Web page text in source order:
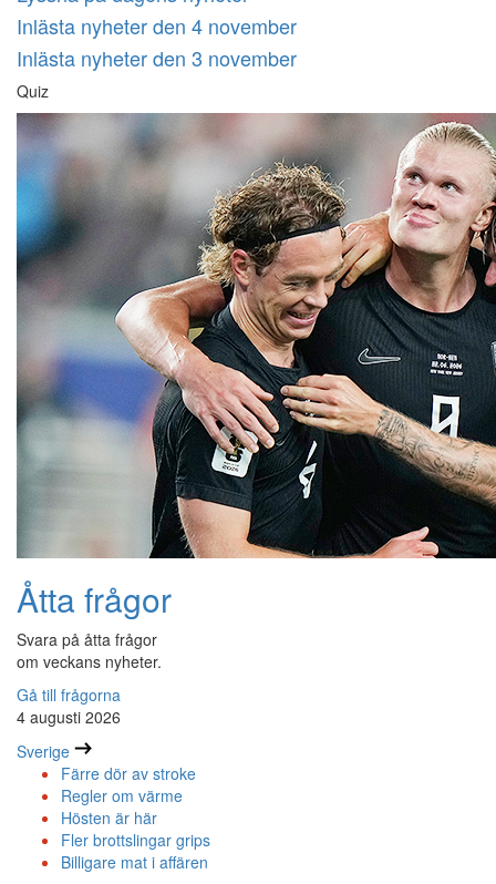
Inlästa nyheter den 4 november
Inlästa nyheter den 3 november
Quiz
Åtta frågor
Svara på åtta frågor
om veckans nyheter.
Gå till frågorna
4 augusti 2026
Sverige
Färre dör av stroke
Regler om värme
Hösten är här
Fler brottslingar grips
Billigare mat i affären